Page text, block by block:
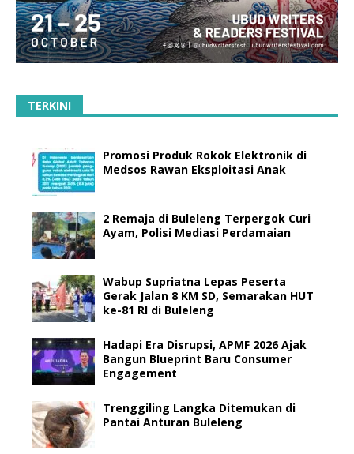
TERKINI
Promosi Produk Rokok Elektronik di
Medsos Rawan Eksploitasi Anak
2 Remaja di Buleleng Terpergok Curi
Ayam, Polisi Mediasi Perdamaian
Wabup Supriatna Lepas Peserta
Gerak Jalan 8 KM SD, Semarakan HUT
ke-81 RI di Buleleng
Hadapi Era Disrupsi, APMF 2026 Ajak
Bangun Blueprint Baru Consumer
Engagement
Trenggiling Langka Ditemukan di
Pantai Anturan Buleleng